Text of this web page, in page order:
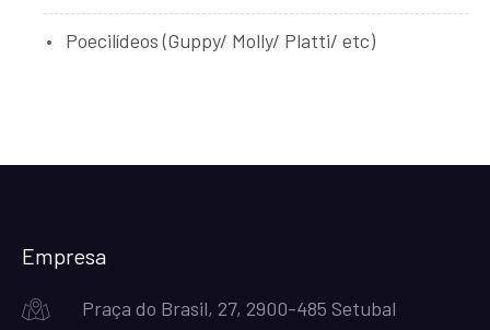
Poecilídeos (Guppy/ Molly/ Platti/ etc)
Empresa
Praça do Brasil, 27, 2900-485 Setubal